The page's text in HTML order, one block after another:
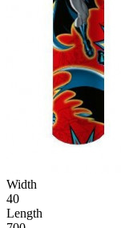
Width
40
Length